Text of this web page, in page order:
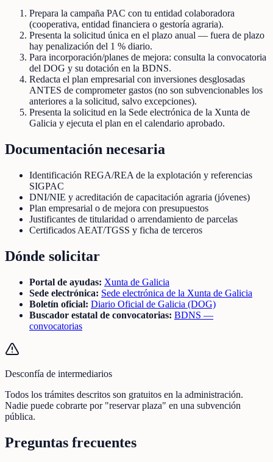
Prepara la campaña PAC con tu entidad colaboradora
(cooperativa, entidad financiera o gestoría agraria).
Presenta la solicitud única en el plazo anual — fuera de plazo
hay penalización del 1 % diario.
Para incorporación/planes de mejora: consulta la convocatoria
del DOG y su dotación en la BDNS.
Redacta el plan empresarial con inversiones desglosadas
ANTES de comprometer gastos (no son subvencionables los
anteriores a la solicitud, salvo excepciones).
Presenta la solicitud en la Sede electrónica de la Xunta de
Galicia y ejecuta el plan en el calendario aprobado.
Documentación necesaria
Identificación REGA/REA de la explotación y referencias
SIGPAC
DNI/NIE y acreditación de capacitación agraria (jóvenes)
Plan empresarial o de mejora con presupuestos
Justificantes de titularidad o arrendamiento de parcelas
Certificados AEAT/TGSS y ficha de terceros
Dónde solicitar
Portal de ayudas: Xunta de Galicia
Sede electrónica: Sede electrónica de la Xunta de Galicia
Boletín oficial: Diario Oficial de Galicia (DOG)
Buscador estatal de convocatorias: BDNS —
convocatorias
Desconfía de intermediarios
Todos los trámites descritos son gratuitos en la administración.
Nadie puede cobrarte por "reservar plaza" en una subvención
pública.
Preguntas frecuentes